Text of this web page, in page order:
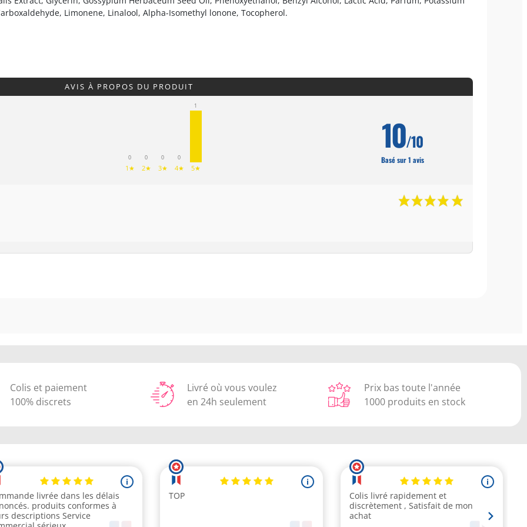
Limonene, Linalool, Alpha-Isomethyl lonone, Tocopherol.
AVIS À PROPOS DU PRODUIT
0
1★
0
2★
0
3★
0
4★
1
5★
10/10
Basé sur 1 avis
Colis et paiement
100% discrets
Livré où vous voulez
en 24h seulement
Prix bas toute l'année
1000 produits en stock